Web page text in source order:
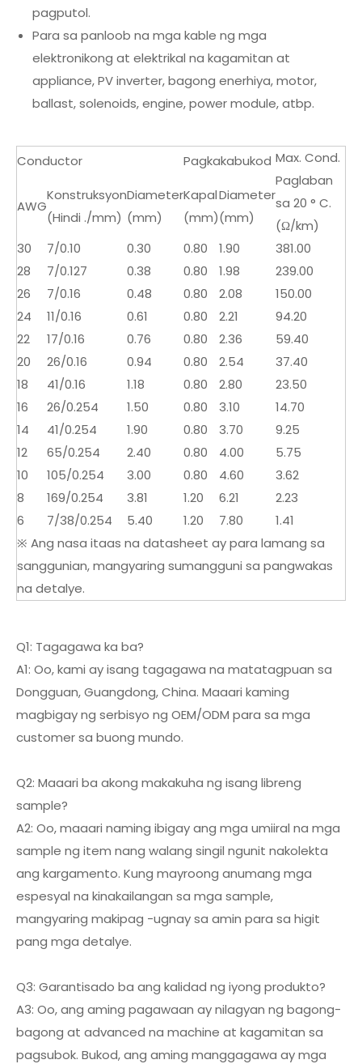
pagputol.
Para sa panloob na mga kable ng mga
elektronikong at elektrikal na kagamitan at
appliance, PV inverter, bagong enerhiya, motor,
ballast, solenoids, engine, power module, atbp.
Conductor Pagkakabukod Max. Cond.
Paglaban
sa 20 ° C.
(Ω/km)
AWG
Konstruksyon
(Hindi ./mm)
Diameter
(mm)
Kapal
(mm)
Diameter
(mm)
30
7/0.10 0.30 0.80 1.90
381.00
28
7/0.127 0.38 0.80 1.98
239.00
26
7/0.16 0.48 0.80 2.08
150.00
24
11/0.16 0.61 0.80 2.21
94.20
22
17/0.16 0.76 0.80 2.36
59.40
20
26/0.16 0.94 0.80 2.54
37.40
18
41/0.16 1.18 0.80 2.80
23.50
16
26/0.254 1.50 0.80 3.10
14.70
14
41/0.254 1.90 0.80 3.70
9.25
12
65/0.254 2.40 0.80 4.00
5.75
10
105/0.254 3.00 0.80 4.60
3.62
8
169/0.254 3.81 1.20 6.21
2.23
6
7/38/0.254 5.40 1.20 7.80
1.41
※ Ang nasa itaas na datasheet ay para lamang sa
sanggunian, mangyaring sumangguni sa pangwakas
na detalye.
Q1: Tagagawa ka ba?
A1: Oo, kami ay isang tagagawa na matatagpuan sa
Dongguan, Guangdong, China. Maaari kaming
magbigay ng serbisyo ng OEM/ODM para sa mga
customer sa buong mundo.
Q2: Maaari ba akong makakuha ng isang libreng
sample?
A2: Oo, maaari naming ibigay ang mga umiiral na mga
sample ng item nang walang singil ngunit nakolekta
ang kargamento. Kung mayroong anumang mga
espesyal na kinakailangan sa mga sample,
mangyaring makipag -ugnay sa amin para sa higit
pang mga detalye.
Q3: Garantisado ba ang kalidad ng iyong produkto?
A3: Oo, ang aming pagawaan ay nilagyan ng bagong-
bagong at advanced na machine at kagamitan sa
pagsubok. Bukod, ang aming manggagawa ay mga